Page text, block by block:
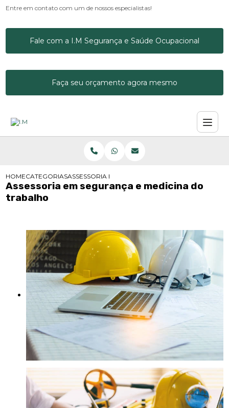
Entre em contato com um de nossos especialistas!
Fale com a I.M Segurança e Saúde Ocupacional
Faça seu orçamento agora mesmo
HOMECATEGORIASASSESSORIA EM SEGURANÇA E MEDICINA DO
Assessoria em segurança e medicina do
trabalho